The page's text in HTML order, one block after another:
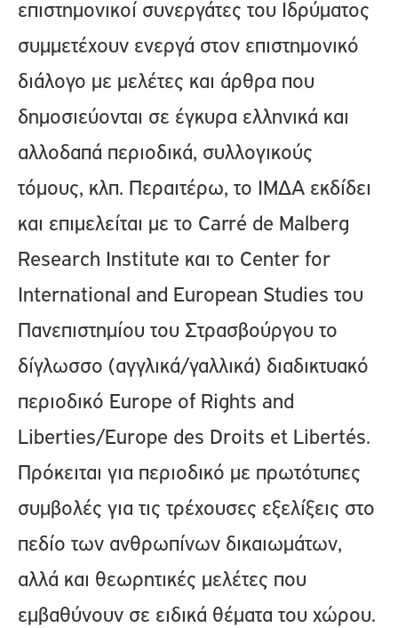
επιστημονικοί συνεργάτες του Ιδρύματος
συμμετέχουν ενεργά στον επιστημονικό
διάλογο με μελέτες και άρθρα που
δημοσιεύονται σε έγκυρα ελληνικά και
αλλοδαπά περιοδικά, συλλογικούς
τόμους, κλπ. Περαιτέρω, το ΙΜΔΑ εκδίδει
και επιμελείται με το Carré de Malberg
Research Institute και το Center for
International and European Studies του
Πανεπιστημίου του Στρασβούργου το
δίγλωσσο (αγγλικά/γαλλικά) διαδικτυακό
περιοδικό Europe of Rights and
Liberties/Europe des Droits et Libertés.
Πρόκειται για περιοδικό με πρωτότυπες
συμβολές για τις τρέχουσες εξελίξεις στο
πεδίο των ανθρωπίνων δικαιωμάτων,
αλλά και θεωρητικές μελέτες που
εμβαθύνουν σε ειδικά θέματα του χώρου.